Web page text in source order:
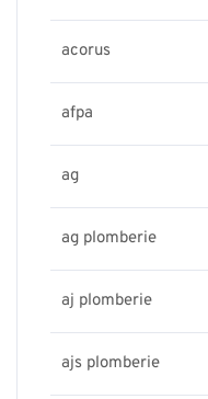
acorus
afpa
ag
ag plomberie
aj plomberie
ajs plomberie